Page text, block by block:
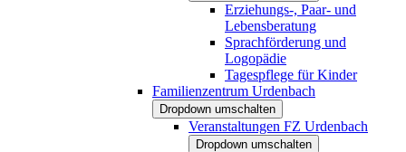
Erziehungs-, Paar- und
Lebensberatung
Sprachförderung und
Logopädie
Tagespflege für Kinder
Familienzentrum Urdenbach
Dropdown umschalten
Veranstaltungen FZ Urdenbach
Dropdown umschalten